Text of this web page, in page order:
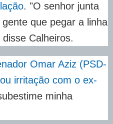
. "O senhor junta
que pegar a linha
Calheiros.
Omar Aziz (PSD-
irritação com o ex-
minha